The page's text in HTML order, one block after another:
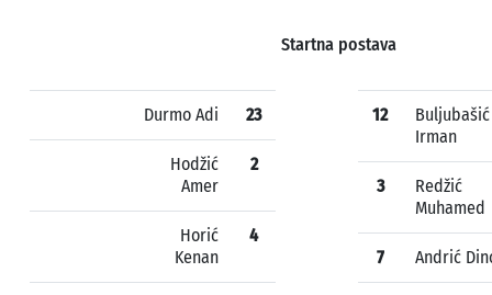
Startna postava
Durmo Adi 23
Hodžić
Amer
2
Horić
Kenan
4
12
Buljubašić
Irman
3
Redžić
Muhamed
7 Andrić